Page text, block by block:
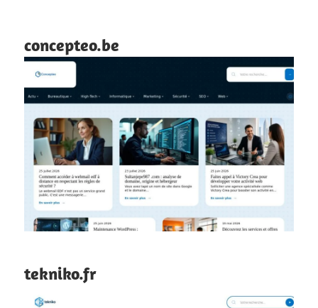
concepteo.be
tekniko.fr